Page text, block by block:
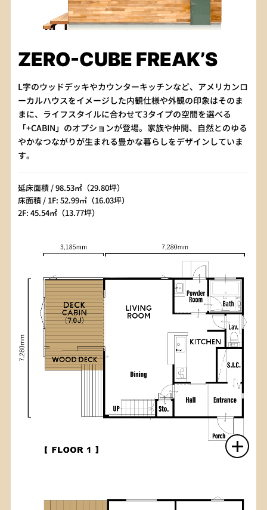
ZERO-CUBE FREAK’S
L字のウッドデッキやカウンターキッチンなど、アメリカンロ
ーカルハウスをイメージした内観仕様や外観の印象はそのま
まに、ライフスタイルに合わせて3タイプの空間を選べる
「+CABIN」のオプションが登場。家族や仲間、自然とのゆる
やかなつながりが生まれる豊かな暮らしをデザインしていま
す。
延床面積 / 98.53㎡（29.80坪）
床面積 / 1F: 52.99㎡（16.03坪）
2F: 45.54㎡（13.77坪）